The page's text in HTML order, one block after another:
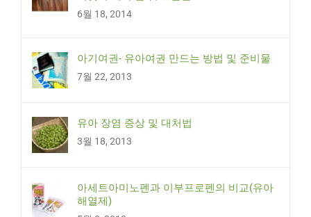
6월 18, 2014
아기여권- 유아여권 만드는 방법 및 준비물
7월 22, 2013
유아 장염 증상 및 대처법
3월 18, 2013
아세트아미노펜과 이부프로펜의 비교(유아
해열제)